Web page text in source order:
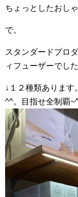
ちょっとしたおし
で。
スタンダードプロ
ィフューザーでした
↓１２種類ありま
^^。目指せ全制覇